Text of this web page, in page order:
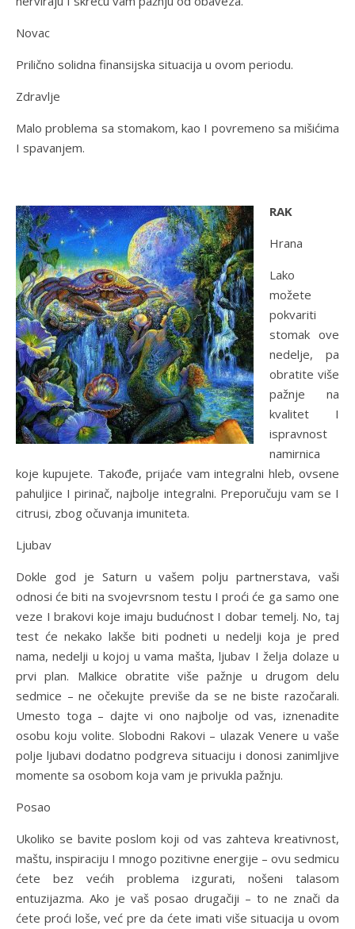
Novac
Prilično solidna finansijska situacija u ovom periodu.
Zdravlje
Malo problema sa stomakom, kao I povremeno sa mišićima
I spavanjem.
RAK
Hrana
Lako
možete
pokvariti
stomak ove
nedelje, pa
obratite više
pažnje na
kvalitet I
ispravnost
namirnica
koje kupujete. Takođe, prijaće vam integralni hleb, ovsene
pahuljice I pirinač, najbolje integralni. Preporučuju vam se I
citrusi, zbog očuvanja imuniteta.
Ljubav
Dokle god je Saturn u vašem polju partnerstava, vaši
odnosi će biti na svojevrsnom testu I proći će ga samo one
veze I brakovi koje imaju budućnost I dobar temelj. No, taj
test će nekako lakše biti podneti u nedelji koja je pred
nama, nedelji u kojoj u vama mašta, ljubav I želja dolaze u
prvi plan. Malkice obratite više pažnje u drugom delu
sedmice – ne očekujte previše da se ne biste razočarali.
Umesto toga – dajte vi ono najbolje od vas, iznenadite
osobu koju volite. Slobodni Rakovi – ulazak Venere u vaše
polje ljubavi dodatno podgreva situaciju i donosi zanimljive
momente sa osobom koja vam je privukla pažnju.
Posao
Ukoliko se bavite poslom koji od vas zahteva kreativnost,
maštu, inspiraciju I mnogo pozitivne energije – ovu sedmicu
ćete bez većih problema izgurati, nošeni talasom
entuzijazma. Ako je vaš posao drugačiji – to ne znači da
ćete proći loše, već pre da ćete imati više situacija u ovom